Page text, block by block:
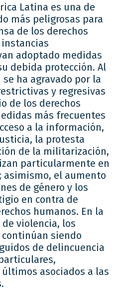
Latina es una de
más peligrosas para
de los derechos
adoptado medidas
debida protección. Al
ha agravado por la
y regresivas
de los derechos
más frecuentes
a la información,
la protesta
de la militarización,
particularmente en
asimismo, el aumento
de género y los
en contra de
humanos. En la
violencia, los
siendo
de delincuencia
asociados a las